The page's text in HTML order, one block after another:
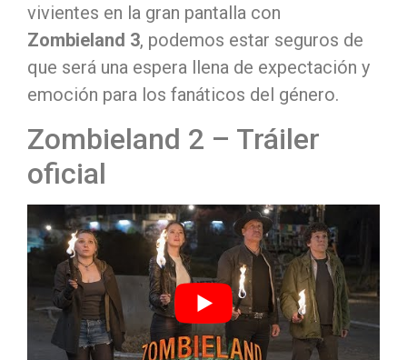
vivientes en la gran pantalla con
Zombieland 3, podemos estar seguros de
que será una espera llena de expectación y
emoción para los fanáticos del género.
Zombieland 2 – Tráiler
oficial